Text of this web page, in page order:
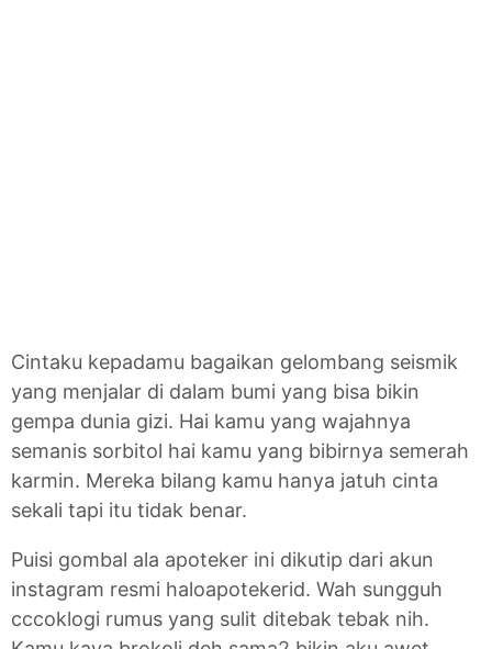
Cintaku kepadamu bagaikan gelombang seismik
yang menjalar di dalam bumi yang bisa bikin
gempa dunia gizi. Hai kamu yang wajahnya
semanis sorbitol hai kamu yang bibirnya semerah
karmin. Mereka bilang kamu hanya jatuh cinta
sekali tapi itu tidak benar.
Puisi gombal ala apoteker ini dikutip dari akun
instagram resmi haloapotekerid. Wah sungguh
cccoklogi rumus yang sulit ditebak tebak nih.